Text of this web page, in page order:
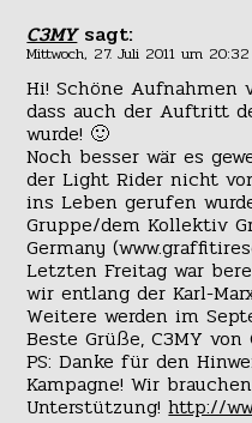
C3MY sagt:
Mittwoch, 27. Juli 2011 um
Hi! Schöne
dass auch der Auftritt
wurde! 🙂
Noch besser wär es
der Light Rider nicht
ins Leben gerufen
Gruppe/dem Kollektiv
Germany
Letzten Freitag war
wir entlang der Karl-
Weitere werden im
Beste Grüße, C3MY von
PS: Danke für den
Kampagne! Wir
Unterstützung!http://